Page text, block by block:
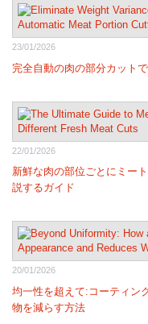
23/01/2026
完全自動の肉の部分カット
22/01/2026
新鮮な肉の部位ごとにミー
説するガイド
20/01/2026
均一性を超えて:コーティン
物を減らす方法